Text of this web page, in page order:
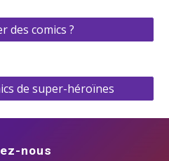
des comics ?
de super-héroïnes
nous